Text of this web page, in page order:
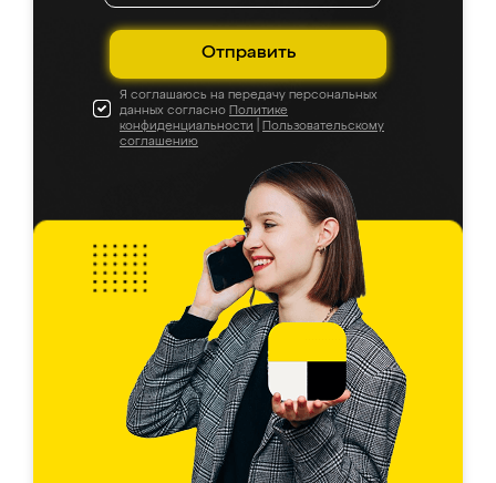
Отправить
Я соглашаюсь на передачу персональных
данных согласно Политике
конфиденциальности
Пользовательскому
соглашению